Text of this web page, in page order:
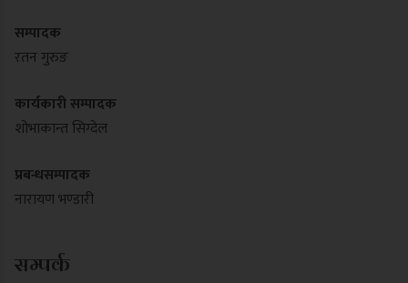
सम्पादक
रतन गुरुङ
कार्यकारी सम्पादक
शोभाकान्त सिग्देल
प्रबन्धसम्पादक
नारायण भण्डारी
सम्पर्क